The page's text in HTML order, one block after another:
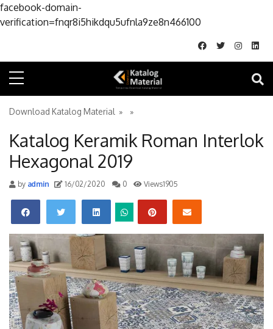
facebook-domain-
verification=fnqr8i5hikdqu5ufnla9ze8n466100
Download Katalog Material » »
Katalog Keramik Roman Interlok
Hexagonal 2019
byadmin 16/02/2020 0 Views1905